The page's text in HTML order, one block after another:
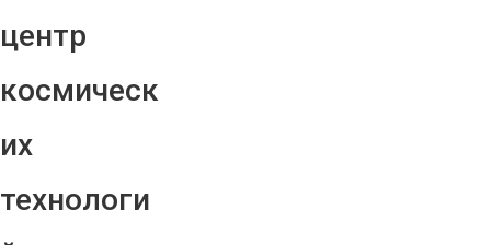
центр
космическ
их
технологи